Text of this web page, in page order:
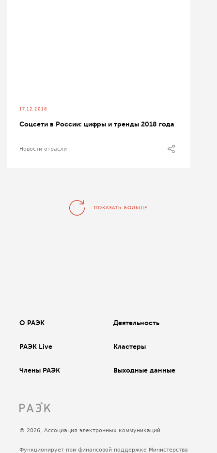
17.12.2018
Соцсети в России: цифры и тренды 2018 года
Новости отрасли
ПОКАЗАТЬ БОЛЬШЕ
О РАЭК Деятельность
РАЭК Live Кластеры
Члены РАЭК Выходные данные
© 2026, Ассоциация электронных коммуникаций
Функционирует при финансовой поддержке Министерства